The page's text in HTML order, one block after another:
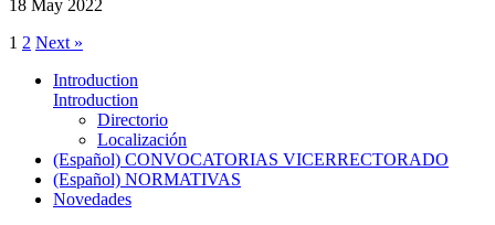
18 May 2022
1 2 Next »
Introduction
Introduction
Directorio
Localización
(Español) CONVOCATORIAS VICERRECTORADO
(Español) NORMATIVAS
Novedades